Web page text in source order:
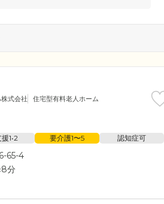
式会社 住宅型有料老人ホーム
1•2 要介護1〜5 認知症可
65-4
8分